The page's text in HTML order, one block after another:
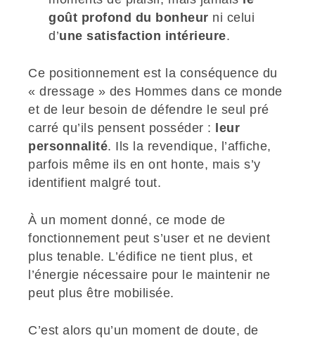
goût profond du bonheur ni celui
d’une satisfaction intérieure.
Ce positionnement est la conséquence du
« dressage » des Hommes dans ce monde
et de leur besoin de défendre le seul pré
carré qu’ils pensent posséder : leur
personnalité. Ils la revendique, l’affiche,
parfois même ils en ont honte, mais s’y
identifient malgré tout.
À un moment donné, ce mode de
fonctionnement peut s’user et ne devient
plus tenable. L’édifice ne tient plus, et
l’énergie nécessaire pour le maintenir ne
peut plus être mobilisée.
C’est alors qu’un moment de doute, de